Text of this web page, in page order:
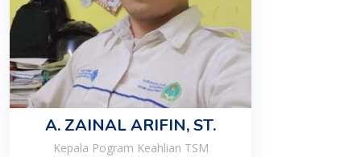
A. ZAINAL ARIFIN, ST.
Kepala Pogram Keahlian TSM